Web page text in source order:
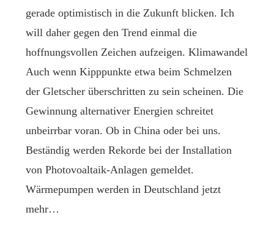
gerade optimistisch in die Zukunft blicken. Ich
will daher gegen den Trend einmal die
hoffnungsvollen Zeichen aufzeigen. Klimawandel
Auch wenn Kipppunkte etwa beim Schmelzen
der Gletscher überschritten zu sein scheinen. Die
Gewinnung alternativer Energien schreitet
unbeirrbar voran. Ob in China oder bei uns.
Beständig werden Rekorde bei der Installation
von Photovoaltaik-Anlagen gemeldet.
Wärmepumpen werden in Deutschland jetzt
mehr…